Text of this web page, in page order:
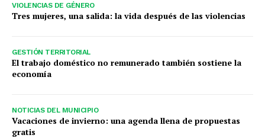
VIOLENCIAS DE GÉNERO
Tres mujeres, una salida: la vida después de las violencias
GESTIÓN TERRITORIAL
El trabajo doméstico no remunerado también sostiene la
economía
NOTICIAS DEL MUNICIPIO
Vacaciones de invierno: una agenda llena de propuestas
gratis